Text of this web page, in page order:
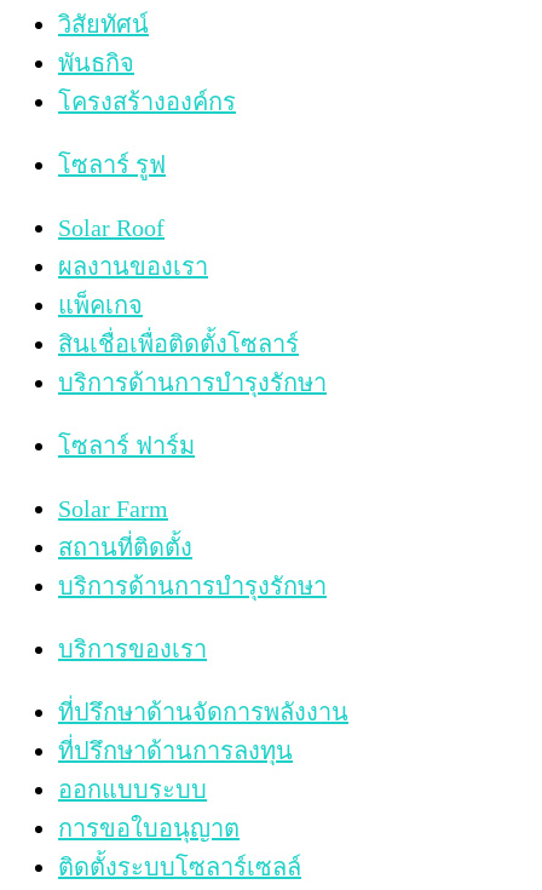
วิสัยทัศน์
พันธกิจ
โครงสร้างองค์กร
โซลาร์ รูฟ
Solar Roof
ผลงานของเรา
แพ็คเกจ
สินเชื่อเพื่อติดตั้งโซลาร์
บริการด้านการบำรุงรักษา
โซลาร์ ฟาร์ม
Solar Farm
สถานที่ติดตั้ง
บริการด้านการบำรุงรักษา
บริการของเรา
ที่ปรึกษาด้านจัดการพลังงาน
ที่ปรึกษาด้านการลงทุน
ออกแบบระบบ
การขอใบอนุญาต
ติดตั้งระบบโซลาร์เซลล์